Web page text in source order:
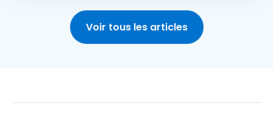
Voir tous les articles